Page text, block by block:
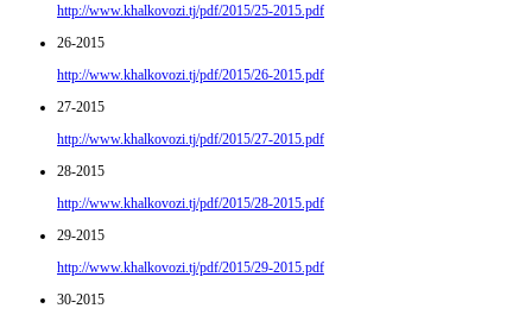
http://www.khalkovozi.tj/pdf/2015/25-2015.pdf
26-2015
http://www.khalkovozi.tj/pdf/2015/26-2015.pdf
27-2015
http://www.khalkovozi.tj/pdf/2015/27-2015.pdf
28-2015
http://www.khalkovozi.tj/pdf/2015/28-2015.pdf
29-2015
http://www.khalkovozi.tj/pdf/2015/29-2015.pdf
30-2015